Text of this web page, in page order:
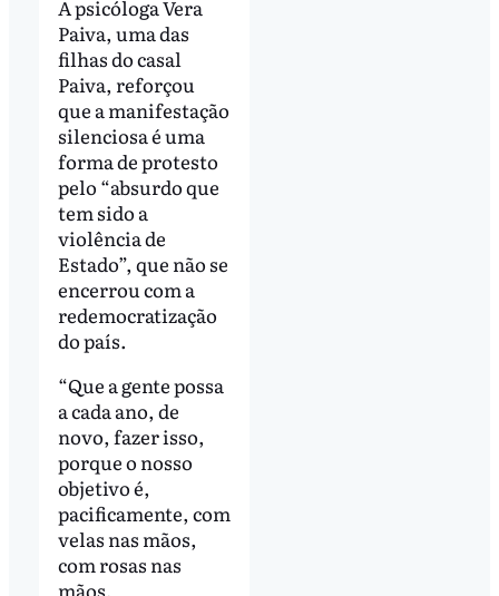
A psicóloga Vera
Paiva, uma das
filhas do casal
Paiva, reforçou
que a manifestação
silenciosa é uma
forma de protesto
pelo “absurdo que
tem sido a
violência de
Estado”, que não se
encerrou com a
redemocratização
do país.
“Que a gente possa
a cada ano, de
novo, fazer isso,
porque o nosso
objetivo é,
pacificamente, com
velas nas mãos,
com rosas nas
mãos,